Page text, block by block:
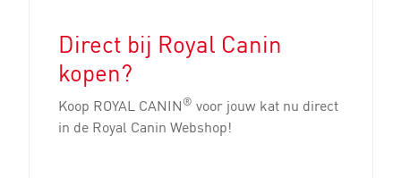
Direct bij Royal Canin
kopen?
Koop ROYAL CANIN® voor jouw kat nu direct
in de Royal Canin Webshop!